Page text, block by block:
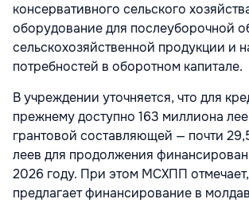
консервативного сельского
оборудование для послеуборочной
сельскохозяйственной продукции и
потребностей в оборотном капитале.
В учреждении уточняется, что для
прежнему доступно 163 миллиона
грантовой составляющей — почти
леев для продолжения
2026 году. При этом МСХПП
предлагает финансирование в